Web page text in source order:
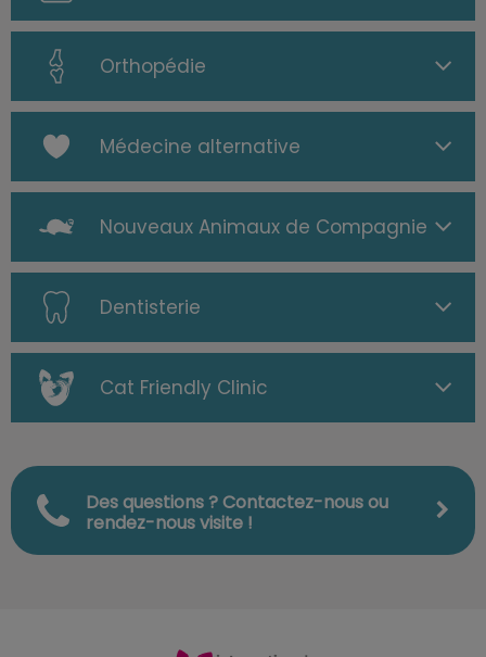
Orthopédie
Médecine alternative
Nouveaux Animaux de Compagnie
Dentisterie
Cat Friendly Clinic
Des questions ? Contactez-nous ou
rendez-nous visite !